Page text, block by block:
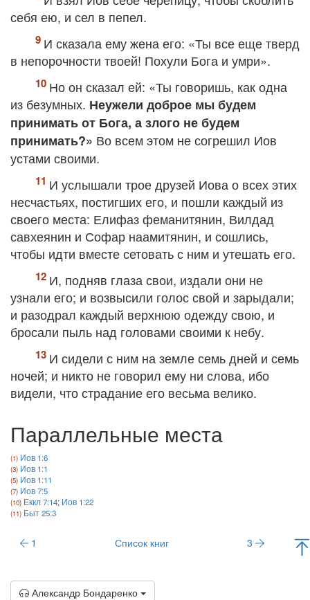
себя ею, и сел в пепел.
И сказала ему жена его: «Ты все еще тверд
в непорочности твоей! Похули Бога и умри».
Но он сказал ей: «Ты говоришь, как одна
из безумных. Неужели доброе мы будем
приниматьот Бога, а злого не будем
принимать?» Во всем этом не согрешил Иов
устами своими.
И услышали трое друзей Иова о всех этих
несчастьях, постигших его, и пошли каждый из
своего места: Елифаз феманитянин, Вилдад
савхеянин и Софар наамитянин, и сошлись,
чтобы идти вместе сетовать с ним и утешать его.
И, подняв глаза свои, издали они не
узнали его; и возвысили голос свой и зарыдали;
и разодрал каждый верхнюю одежду свою, и
бросали пыль над головами своими к небу.
И сидели с ним на земле семь дней и семь
ночей; и никто не говорил ему ни слова, ибо
видели, что страдание его весьма велико.
Параллельные места
Иов 1:6
Иов 1:1
Иов 1:11
Иов 7:5
Еккл 7:14; Иов 1:22
Быт 25:3
1 Список книг 3
Александр Бондаренко